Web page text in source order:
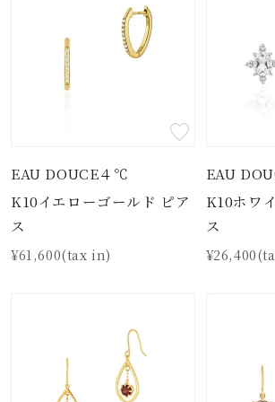
EAU DOUCE４℃
K10イエローゴールド ピア
ス
¥61,600(tax in)
EAU
K10ホワ
ス